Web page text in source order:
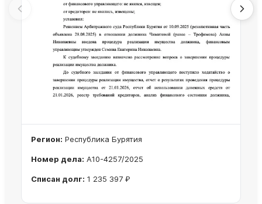
Регион: Республика Бурятия
Номер дела: А10-4257/2025
Списан долг: 1 235 397 ₽